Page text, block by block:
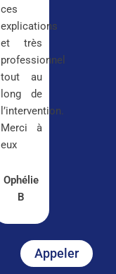
ces
explications
et très
professionnel
tout au
long de
l’intervention.
Merci à
eux
Ophélie
B
Appeler